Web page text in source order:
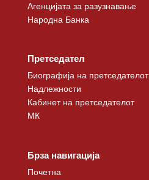
Агенцијата за разузнавање
Народна Банка
Претседател
Биографија на претседателот
Надлежности
Кабинет на претседателот
МК
Брза навигација
Почетна